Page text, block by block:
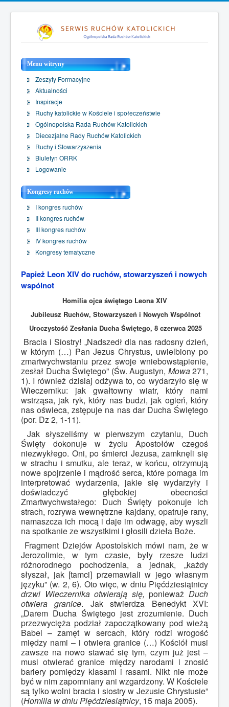
Menu witryny
Zeszyty Formacyjne
Aktualności
Inspiracje
Ruchy katolickie w Kościele i społeczeństwie
Ogólnopolska Rada Ruchów Katolickich
Diecezjalne Rady Ruchów Katolickich
Ruchy i Stowarzyszenia
Biuletyn ORRK
Logowanie
Kongresy ruchów
I kongres ruchów
II kongres ruchów
III kongres ruchów
IV kongres ruchów
Kongresy tematyczne
Papież Leon XIV do ruchów, stowarzyszeń i nowych
wspólnot
Homilia ojca świętego Leona XIV
Jubileusz Ruchów, Stowarzyszeń i Nowych Wspólnot
Uroczystość Zesłania Ducha Świętego, 8 czerwca 2025
Bracia i Siostry! „Nadszedł dla nas radosny dzień,
w którym (…) Pan Jezus Chrystus, uwielbiony po
zmartwychwstaniu przez swoje wniebowstąpienie,
zesłał Ducha Świętego” (Św. Augustyn, Mowa271,
1). I również dzisiaj odżywa to, co wydarzyło się w
Wieczerniku: jak gwałtowny wiatr, który nami
wstrząsa, jak ryk, który nas budzi, jak ogień, który
nas oświeca, zstępuje na nas dar Ducha Świętego
(por. Dz 2, 1-11).
Jak słyszeliśmy w pierwszym czytaniu, Duch
Święty dokonuje w życiu Apostołów czegoś
niezwykłego. Oni, po śmierci Jezusa, zamknęli się
w strachu i smutku, ale teraz, w końcu, otrzymują
nowe spojrzenie i mądrość serca, które pomaga im
interpretować wydarzenia, jakie się wydarzyły i
doświadczyć głębokiej obecności
Zmartwychwstałego: Duch Święty pokonuje ich
strach, rozrywa wewnętrzne kajdany, opatruje rany,
namaszcza ich mocą i daje im odwagę, aby wyszli
na spotkanie ze wszystkimi i głosili dzieła Boże.
Fragment Dziejów Apostolskich mówi nam, że w
Jerozolimie, w tym czasie, były rzesze ludzi
różnorodnego pochodzenia, a jednak, „każdy
słyszał, jak [tamci] przemawiali w jego własnym
języku” (w. 2, 6). Oto więc, w dniu Pięćdziesiątnicy
drzwi Wieczernika otwierają się,ponieważDuch
otwiera granice. Jak stwierdza Benedykt XVI:
„Darem Ducha Świętego jest zrozumienie. Duch
przezwycięża podział zapoczątkowany pod wieżą
Babel – zamęt w sercach, który rodzi wrogość
między nami – i otwiera granice (…) Kościół musi
zawsze na nowo stawać się tym, czym już jest –
musi otwierać granice między narodami i znosić
bariery pomiędzy klasami i rasami. Nikt nie może
być w nim zapomniany ani wzgardzony. W Kościele
są tylko wolni bracia i siostry w Jezusie Chrystusie”
(Homilia w dniu Pięćdziesiątnicy, 15 maja 2005).